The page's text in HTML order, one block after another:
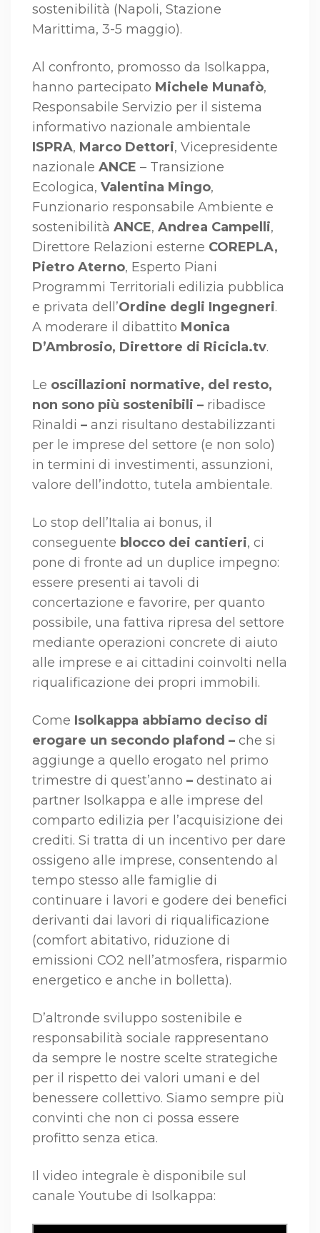
sostenibilità (Napoli, Stazione
Marittima, 3-5 maggio).
Al confronto, promosso da Isolkappa,
hanno partecipato Michele Munafò,
Responsabile Servizio per il sistema
informativo nazionale ambientale
ISPRA, Marco Dettori, Vicepresidente
nazionale ANCE – Transizione
Ecologica, Valentina Mingo,
Funzionario responsabile Ambiente e
sostenibilità ANCE, Andrea Campelli,
Direttore Relazioni esterne COREPLA,
Pietro Aterno, Esperto Piani
Programmi Territoriali edilizia pubblica
e privata dell’Ordine degli Ingegneri.
A moderare il dibattito Monica
D’Ambrosio, Direttore di Ricicla.tv.
Le oscillazioni normative, del resto,
non sono più sostenibili – ribadisce
Rinaldi – anzi risultano destabilizzanti
per le imprese del settore (e non solo)
in termini di investimenti, assunzioni,
valore dell’indotto, tutela ambientale.
Lo stop dell’Italia ai bonus, il
conseguente blocco dei cantieri, ci
pone di fronte ad un duplice impegno:
essere presenti ai tavoli di
concertazione e favorire, per quanto
possibile, una fattiva ripresa del settore
mediante operazioni concrete di aiuto
alle imprese e ai cittadini coinvolti nella
riqualificazione dei propri immobili.
Come Isolkappa abbiamo deciso di
erogare un secondo plafond – che si
aggiunge a quello erogato nel primo
trimestre di quest’anno – destinato ai
partner Isolkappa e alle imprese del
comparto edilizia per l’acquisizione dei
crediti. Si tratta di un incentivo per dare
ossigeno alle imprese, consentendo al
tempo stesso alle famiglie di
continuare i lavori e godere dei benefici
derivanti dai lavori di riqualificazione
(comfort abitativo, riduzione di
emissioni CO2 nell’atmosfera, risparmio
energetico e anche in bolletta).
D’altronde sviluppo sostenibile e
responsabilità sociale rappresentano
da sempre le nostre scelte strategiche
per il rispetto dei valori umani e del
benessere collettivo. Siamo sempre più
convinti che non ci possa essere
profitto senza etica.
Il video integrale è disponibile sul
canale Youtube di Isolkappa: